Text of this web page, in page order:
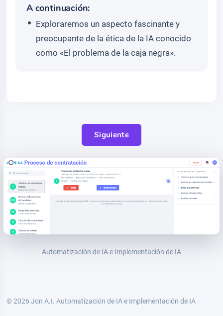
A continuación:
Exploraremos un aspecto fascinante y
preocupante de la ética de la IA conocido
como «El problema de la caja negra».
Siguiente
Automatización de IA e Implementación de IA
© 2026 Jon A.I. Automatización de IA e Implementación de IA